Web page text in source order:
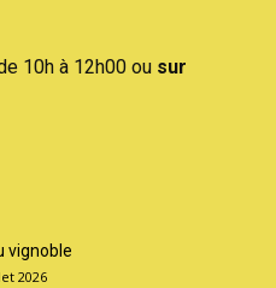
10h à 12h00 ou sur
vignoble
2026